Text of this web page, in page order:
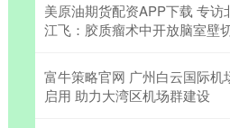
美原油期货配资APP下载 专访
江飞：胶质瘤术中开放脑室壁
富牛策略官网 广州白云国际机
启用 助力大湾区机场群建设